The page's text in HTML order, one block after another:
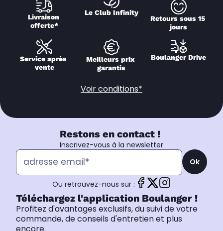
Livraison
offerte*
Le Club Infinity
Retours sous 15
jours
Service après
vente
Meilleurs prix
garantis
Boulanger Drive
Voir conditions*
Restons en contact !
Inscrivez-vous à la newsletter
Ok
Ou retrouvez-nous sur :
Téléchargez l'application Boulanger !
Profitez d'avantages exclusifs, du suivi de votre
commande, de conseils d'entretien et plus